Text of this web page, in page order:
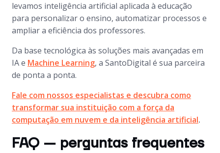
levamos inteligência artificial aplicada à educação
para personalizar o ensino, automatizar processos e
ampliar a eficiência dos professores.
Da base tecnológica às soluções mais avançadas em
IA e Machine Learning, a SantoDigital é sua parceira
de ponta a ponta.
Fale com nossos especialistas e descubra como
transformar sua instituição com a força da
computação em nuvem e da inteligência artificial.
FAQ — perguntas frequentes